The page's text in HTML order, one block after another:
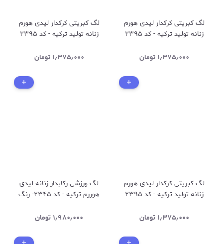
لگ کبریتی کرکدار لیدی هورم
زنانه تولید ترکیه - کد ۲۳۹۵
۱٫۳۷۵٫۰۰۰ تومان
لگ کبریتی کرکدار لیدی هورم
زنانه تولید ترکیه - کد ۲۳۹۵
۱٫۳۷۵٫۰۰۰ تومان
لگ کبریتی کرکدار لیدی هورم
زنانه تولید ترکیه - کد ۲۳۹۵
۱٫۳۷۵٫۰۰۰ تومان
لگ ورزشی رکابدار زنانه لیدی
هوررم ترکیه - کد ۲۳۴۵- رنگ
۱٫۹۸۰٫۰۰۰ تومان